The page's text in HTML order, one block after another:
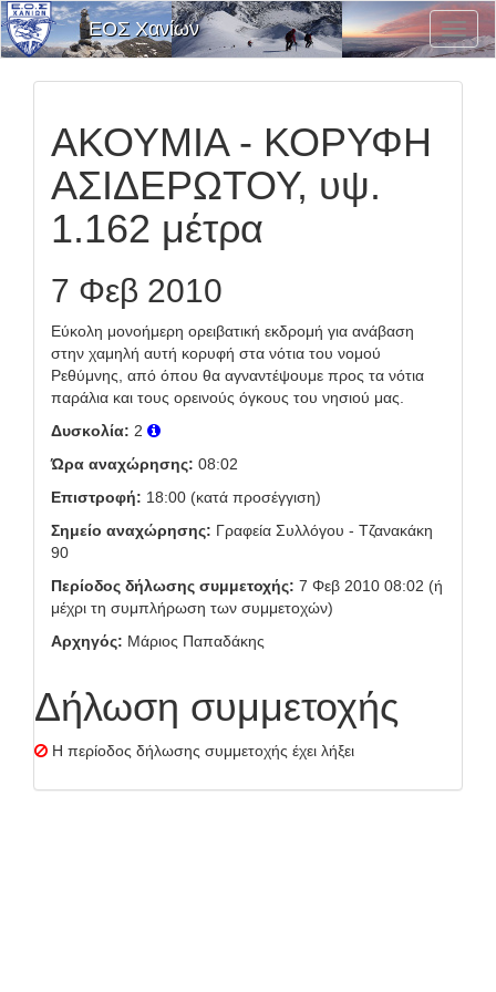
ΕΟΣ Χανίων
ΑΚΟΥΜΙΑ - ΚΟΡΥΦΗ
ΑΣΙΔΕΡΩΤΟΥ, υψ.
1.162 μέτρα
7 Φεβ 2010
Εύκολη μονοήμερη ορειβατική εκδρομή για ανάβαση
στην χαμηλή αυτή κορυφή στα νότια του νομού
Ρεθύμνης, από όπου θα αγναντέψουμε προς τα νότια
παράλια και τους ορεινούς όγκους του νησιού μας.
Δυσκολία: 2
Ώρα αναχώρησης: 08:02
Επιστροφή: 18:00 (κατά προσέγγιση)
Σημείο αναχώρησης: Γραφεία Συλλόγου - Τζανακάκη
90
Περίοδος δήλωσης συμμετοχής: 7 Φεβ 2010 08:02 (ή
μέχρι τη συμπλήρωση των συμμετοχών)
Αρχηγός: Μάριος Παπαδάκης
Δήλωση συμμετοχής
Η περίοδος δήλωσης συμμετοχής έχει λήξει